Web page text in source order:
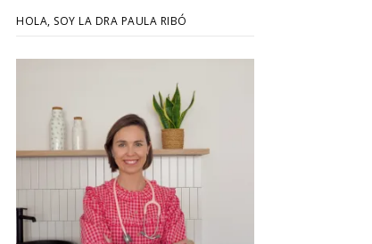
HOLA, SOY LA DRA PAULA RIBÓ